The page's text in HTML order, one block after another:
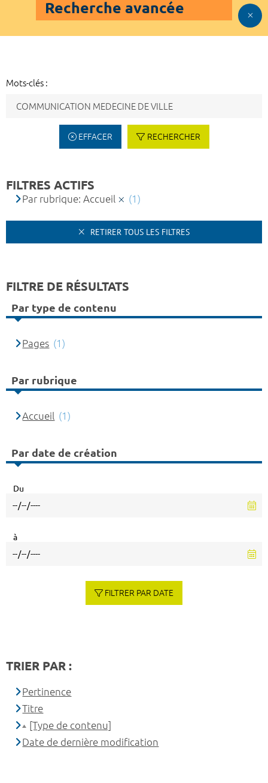
Recherche avancée
Mots-clés :
EFFACER RECHERCHER
FILTRES ACTIFS
Par rubrique: Accueil (1)
RETIRER TOUS LES FILTRES
FILTRE DE RÉSULTATS
Par type de contenu
Pages (1)
Par rubrique
Accueil (1)
Par date de création
Du
à
FILTRER PAR DATE
TRIER PAR :
Pertinence
Titre
[Type de contenu]
Date de dernière modification